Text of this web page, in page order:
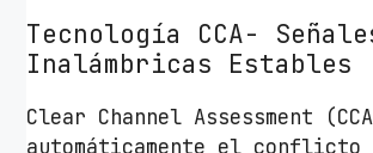
b
p
/
Tecnología CCA-
Inalámbricas Estables
Clear Channel Assessment
automáticamente el conflicto